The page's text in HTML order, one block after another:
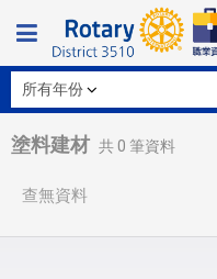
塗料建材 共0 筆資料
查無資料